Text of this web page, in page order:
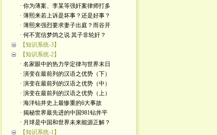
· 你为薄案、李某等强奸案律师打多
· 薄熙来若上诉是坏事？还是好事？
· 薄熙来强烈要求妻子出庭？而谷开
· 何不宽信梦鸽之说 其子非轮奸？
【知识系统-3】
【知识系统-2】
· 名家眼中的热力学定律与世界末日
· 演变在最前列的汉语之优势（下）
· 演变在最前列的汉语之优势（中）
· 演变在最前列的汉语之优势（上）
· 海洋钻井史上最惨重的6大事故
· 揭秘世界最先进的中国981钻井平
· 月球是中国和世界未来能源正解？
【知识系统-1】